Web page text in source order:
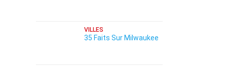
VILLES
35 Faits Sur Milwaukee